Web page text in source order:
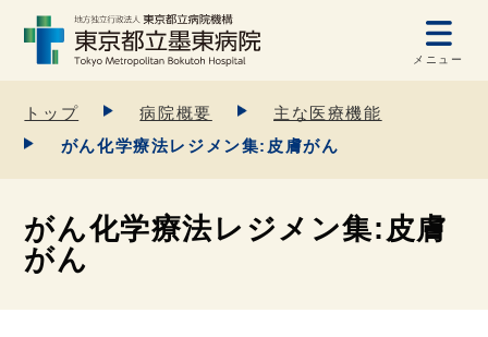
メニュー
トップ 病院概要
主な医療機能
がん化学療法レジメン集:皮膚がん
がん化学療法レジメン集:皮膚
がん